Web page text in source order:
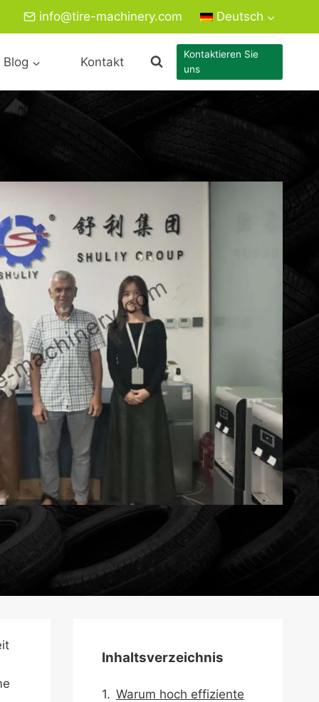
info@tire-machinery.com Deutsch
Blog Kontakt
Kontaktieren Sie
uns
Inhaltsverzeichnis
Warum hoch effiziente